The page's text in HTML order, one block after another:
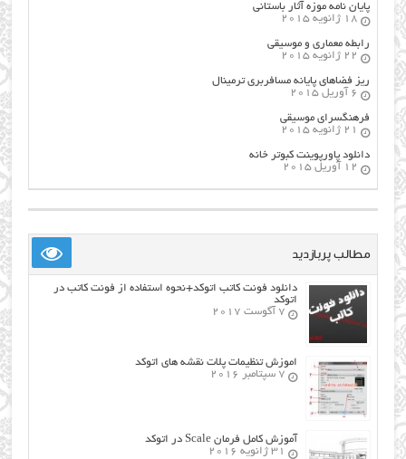
پایان نامه موزه آثار باستانی
18 ژانویه 2015
رابطه معماری و موسیقی
22 ژانویه 2015
ریز فضاهای پایانه مسافربری ترمینال
6 آوریل 2015
فرهنگسراي موسيقي
21 ژانویه 2015
دانلود پاورپوینت کبوتر خانه
12 آوریل 2015
مطالب پربازدید
دانلود فونت کاتب اتوکد+نحوه استفاده از فونت کاتب در
اتوکد
7 آگوست 2017
اموزش تنظیمات پلات نقشه های اتوکد
7 سپتامبر 2016
آموزش کامل فرمان Scale در اتوکد
31 ژانویه 2016